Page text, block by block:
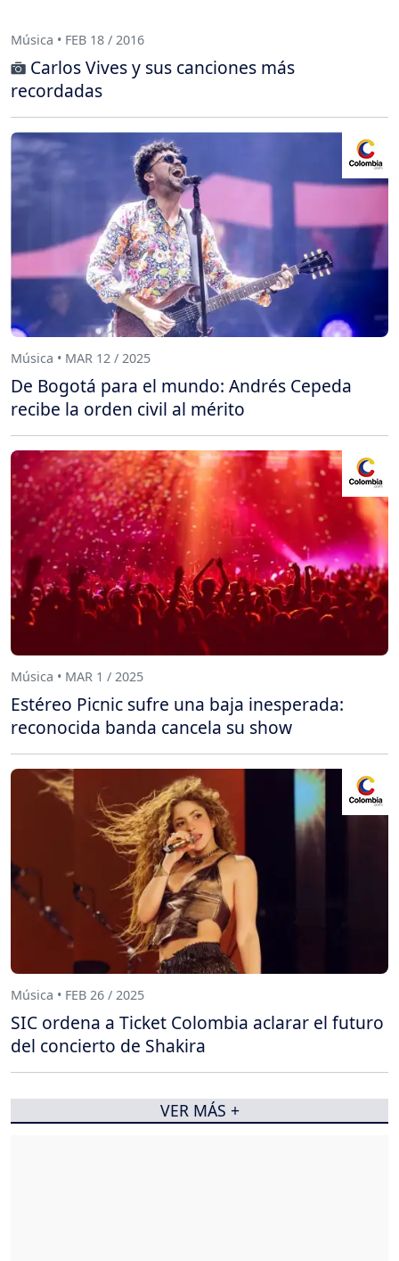
Música • FEB 18 / 2016
Carlos Vives y sus canciones más
recordadas
Música • MAR 12 / 2025
De Bogotá para el mundo: Andrés Cepeda
recibe la orden civil al mérito
Música • MAR 1 / 2025
Estéreo Picnic sufre una baja inesperada:
reconocida banda cancela su show
Música • FEB 26 / 2025
SIC ordena a Ticket Colombia aclarar el futuro
del concierto de Shakira
VER MÁS +